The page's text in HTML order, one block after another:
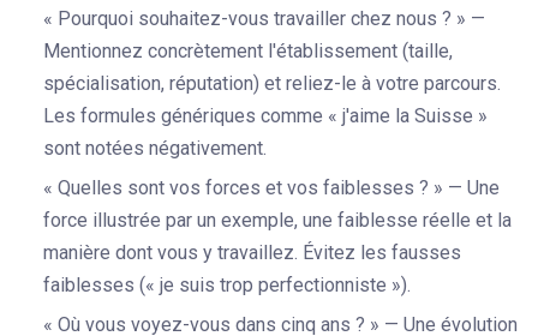
« Pourquoi souhaitez-vous travailler chez nous ? » —
Mentionnez concrètement l'établissement (taille,
spécialisation, réputation) et reliez-le à votre parcours.
Les formules génériques comme « j'aime la Suisse »
sont notées négativement.
« Quelles sont vos forces et vos faiblesses ? » — Une
force illustrée par un exemple, une faiblesse réelle et la
manière dont vous y travaillez. Évitez les fausses
faiblesses (« je suis trop perfectionniste »).
« Où vous voyez-vous dans cinq ans ? » — Une évolution